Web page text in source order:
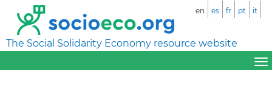
The Social Solidarity Economy resource website
en es fr pt it